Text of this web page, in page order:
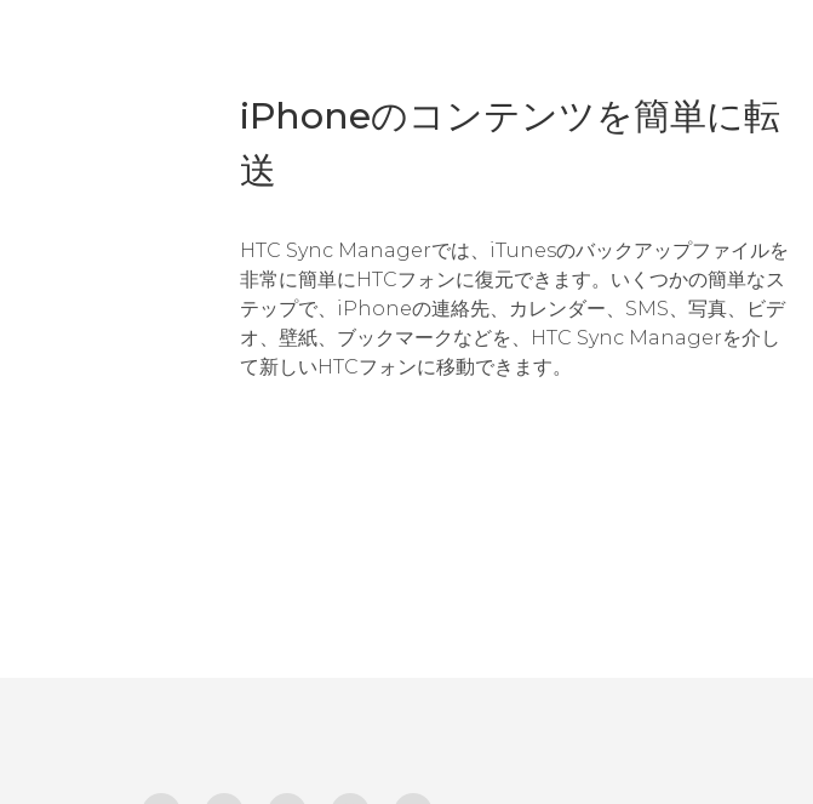
iPhoneのコンテンツを簡単に転
送
HTC Sync Managerでは、iTunesのバックアップファイルを
非常に簡単にHTCフォンに復元できます。いくつかの簡単なス
テップで、iPhoneの連絡先、カレンダー、SMS、写真、ビデ
オ、壁紙、ブックマークなどを、HTC Sync Managerを介し
て新しいHTCフォンに移動できます。